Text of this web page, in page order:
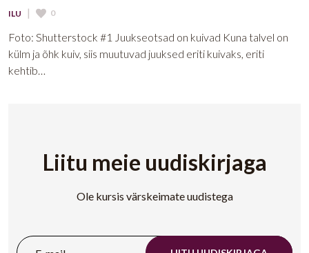
ILU | 0
Foto: Shutterstock #1 Juukseotsad on kuivad Kuna talvel on
külm ja õhk kuiv, siis muutuvad juuksed eriti kuivaks, eriti
kehtib…
Liitu meie uudiskirjaga
Ole kursis värskeimate uudistega